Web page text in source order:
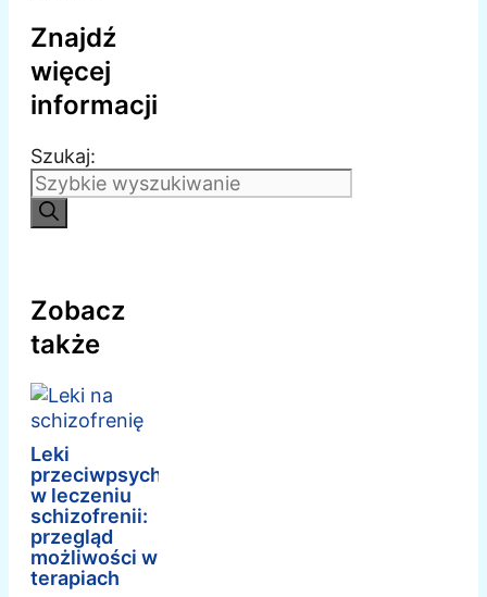
Znajdź
więcej
informacji
Szukaj:
Zobacz
także
Leki
przeciwpsychotyczne
w leczeniu
schizofrenii:
przegląd
możliwości w
terapiach